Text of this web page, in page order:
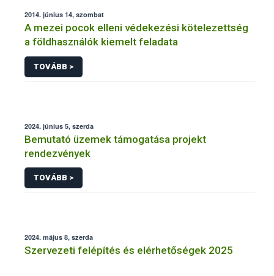
2014. június 14, szombat
A mezei pocok elleni védekezési kötelezettség
a földhasználók kiemelt feladata
TOVÁBB >
2024. június 5, szerda
Bemutató üzemek támogatása projekt
rendezvények
TOVÁBB >
2024. május 8, szerda
Szervezeti felépítés és elérhetőségek 2025